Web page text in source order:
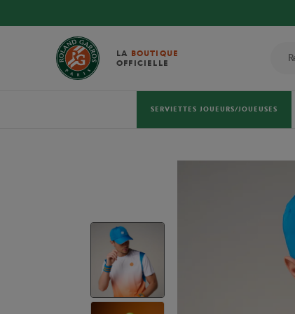
LA BOUTIQUE
OFFICIELLE
SERVIETTES JOUEURS/JOUEUSES